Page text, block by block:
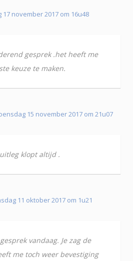
17 november 2017 om 16u48
gesprek .het heeft me
keuze te maken.
15 november 2017 om 21u07
klopt altijd .
11 oktober 2017 om 1u21
vandaag. Je zag de
me toch weer bevestiging